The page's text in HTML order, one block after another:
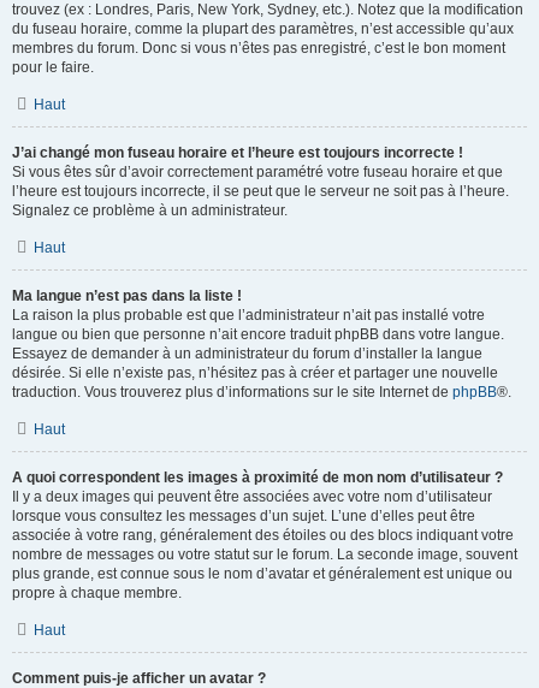
trouvez (ex : Londres, Paris, New York, Sydney, etc.). Notez que la modification
du fuseau horaire, comme la plupart des paramètres, n’est accessible qu’aux
membres du forum. Donc si vous n’êtes pas enregistré, c’est le bon moment
pour le faire.
Haut
J’ai changé mon fuseau horaire et l’heure est toujours incorrecte !
Si vous êtes sûr d’avoir correctement paramétré votre fuseau horaire et que
l’heure est toujours incorrecte, il se peut que le serveur ne soit pas à l’heure.
Signalez ce problème à un administrateur.
Haut
Ma langue n’est pas dans la liste !
La raison la plus probable est que l’administrateur n’ait pas installé votre
langue ou bien que personne n’ait encore traduit phpBB dans votre langue.
Essayez de demander à un administrateur du forum d’installer la langue
désirée. Si elle n’existe pas, n’hésitez pas à créer et partager une nouvelle
traduction. Vous trouverez plus d’informations sur le site Internet de phpBB®.
Haut
A quoi correspondent les images à proximité de mon nom d’utilisateur ?
Il y a deux images qui peuvent être associées avec votre nom d’utilisateur
lorsque vous consultez les messages d’un sujet. L’une d’elles peut être
associée à votre rang, généralement des étoiles ou des blocs indiquant votre
nombre de messages ou votre statut sur le forum. La seconde image, souvent
plus grande, est connue sous le nom d’avatar et généralement est unique ou
propre à chaque membre.
Haut
Comment puis-je afficher un avatar ?